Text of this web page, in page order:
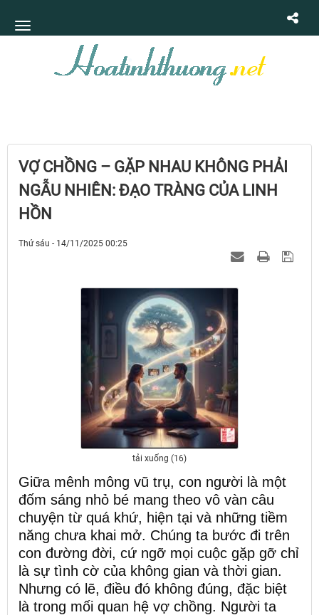
VỢ CHỒNG – GẶP NHAU KHÔNG PHẢI
NGẪU NHIÊN: ĐẠO TRÀNG CỦA LINH
HỒN
Thứ sáu - 14/11/2025 00:25
tải xuống (16)
Giữa mênh mông vũ trụ, con người là một
đốm sáng nhỏ bé mang theo vô vàn câu
chuyện từ quá khứ, hiện tại và những tiềm
năng chưa khai mở. Chúng ta bước đi trên
con đường đời, cứ ngỡ mọi cuộc gặp gỡ chỉ
là sự tình cờ của không gian và thời gian.
Nhưng có lẽ, điều đó không đúng, đặc biệt
là trong mối quan hệ vợ chồng. Người ta